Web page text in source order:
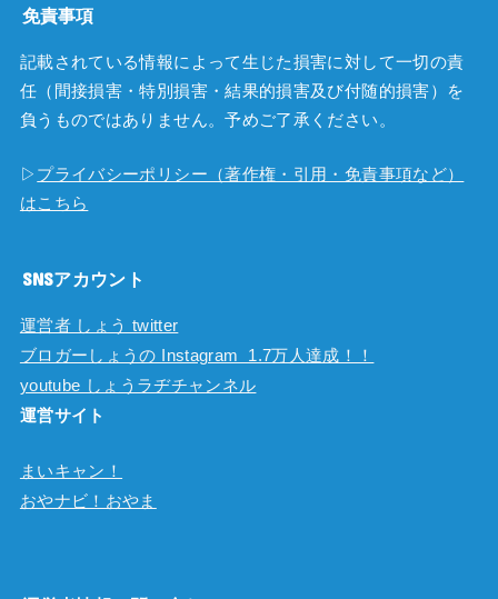
免責事項
記載されている情報によって生じた損害に対して一切の責
任（間接損害・特別損害・結果的損害及び付随的損害）を
負うものではありません。予めご了承ください。
▷ プライバシーポリシー（著作権・引用・免責事項など）
はこちら
SNSアカウント
運営者 しょう twitter
ブロガーしょうの Instagram 1.7万人達成！！
youtube しょうラヂチャンネル
運営サイト
まいキャン！
おやナビ！おやま